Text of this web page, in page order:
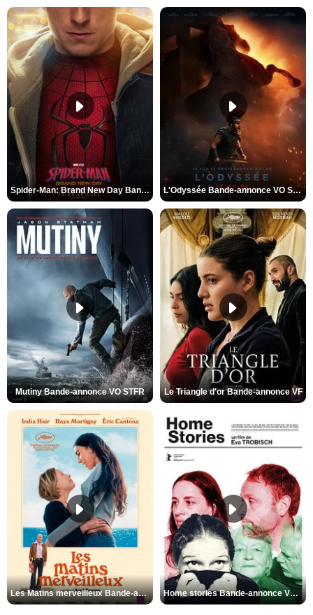
Spider-Man: Brand New Day Bande-annonce VO STFR L'Odyssée Bande-annonce VO STFR
Mutiny Bande-annonce VO STFR Le Triangle d'or Bande-annonce VF
Les Matins merveilleux Bande-annonce VF Home stories Bande-annonce VO STFR